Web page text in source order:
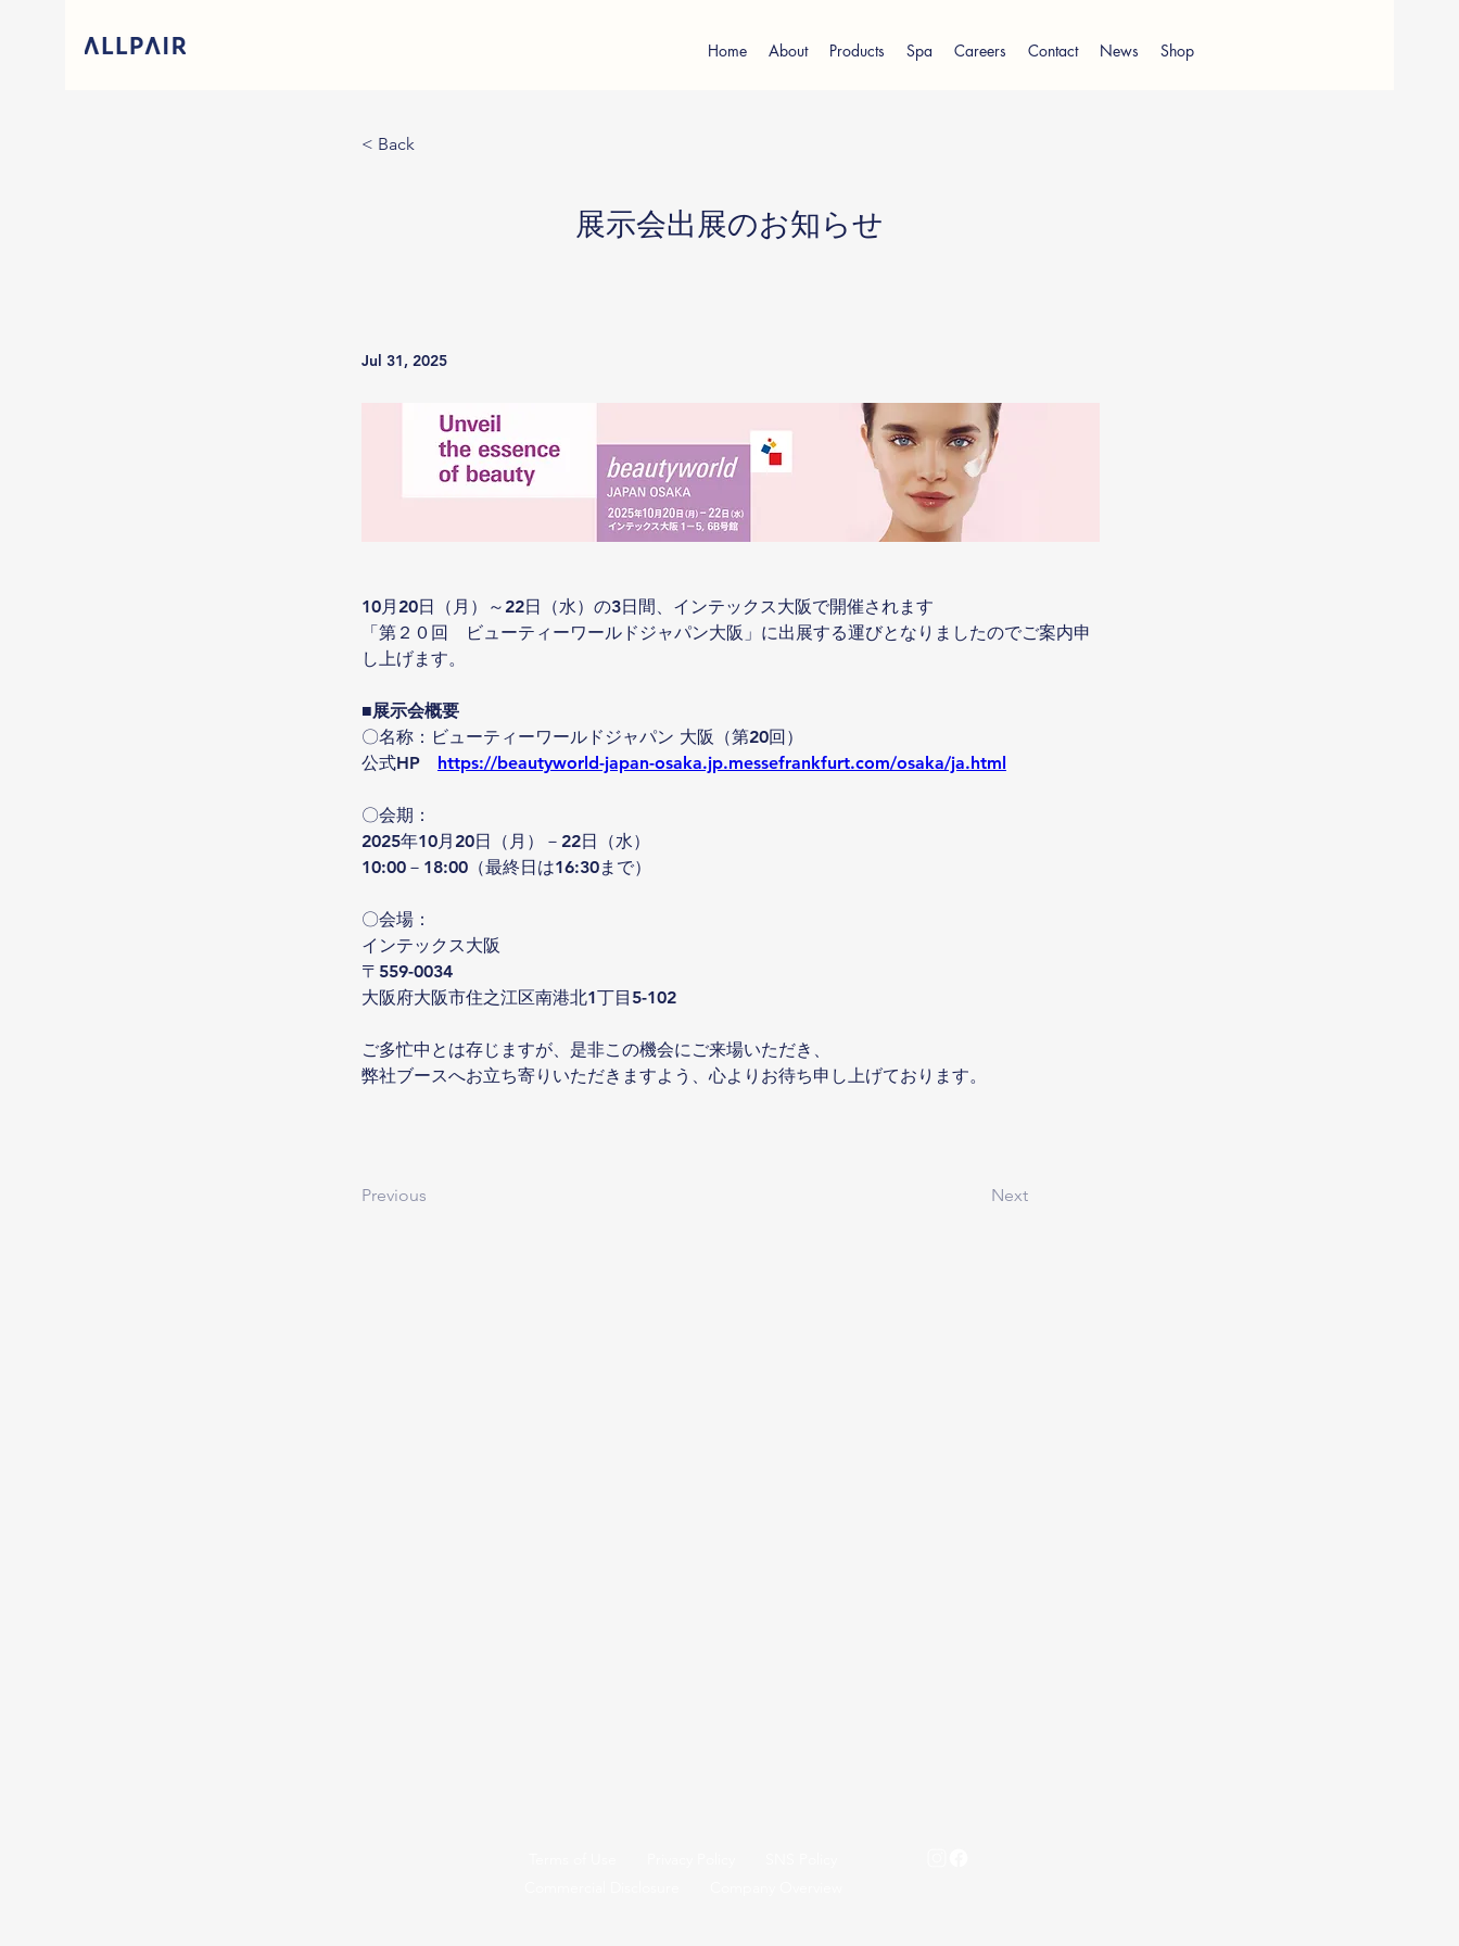
Home About Products Spa Careers Contact News Shop
< Back
展示会出展のお知らせ
Jul 31, 2025
10月20日（月）～22日（水）の3日間、インテックス大阪で開催されます
「第２０回　ビューティーワールドジャパン大阪」に出展する運びとなりましたのでご案内申
し上げます。
■展示会概要
〇名称：ビューティーワールドジャパン 大阪（第20回）
公式HP https://beautyworld-japan-osaka.jp.messefrankfurt.com/osaka/ja.html
〇会期：
2025年10月20日（月）－22日（水）
10:00－18:00（最終日は16:30まで）
〇会場：
インテックス大阪
〒559-0034
大阪府大阪市住之江区南港北1丁目5-102
ご多忙中とは存じますが、是非この機会にご来場いただき、
弊社ブースへお立ち寄りいただきますよう、心よりお待ち申し上げております。
Previous Next